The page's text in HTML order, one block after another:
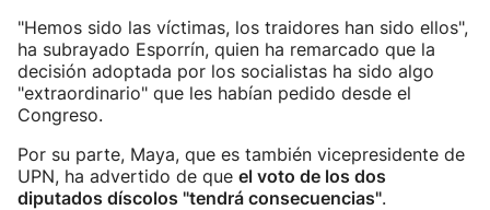
"Hemos sido las víctimas, los traidores han sido ellos",
ha subrayado Esporrín, quien ha remarcado que la
decisión adoptada por los socialistas ha sido algo
"extraordinario" que les habían pedido desde el
Congreso.
Por su parte, Maya, que es también vicepresidente de
UPN, ha advertido de que el voto de los dos
diputados díscolos "tendrá consecuencias".